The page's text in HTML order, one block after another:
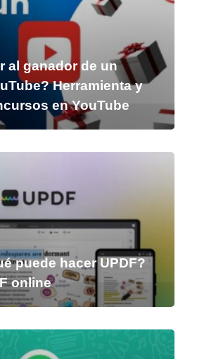
al ganador de un
Herramienta y
en YouTube
puede hacer UPDF?
online